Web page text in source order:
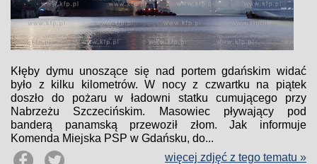
Kłęby dymu unoszące się nad portem gdańskim widać
było z kilku kilometrów. W nocy z czwartku na piątek
doszło do pożaru w ładowni statku cumującego przy
Nabrzeżu Szczecińskim. Masowiec pływający pod
banderą panamską przewoził złom. Jak informuje
Komenda Miejska PSP w Gdańsku, do...
więcej zdjęć z tego tematu »